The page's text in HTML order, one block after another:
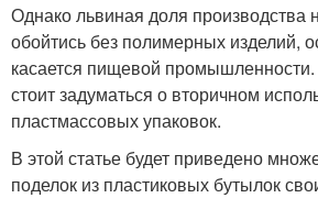
Однако львиная доля производства
обойтись без полимерных изделий,
касается пищевой
стоит задуматься о вторичном
пластмассовых упаковок.
В этой статье будет приведено
поделок из пластиковых бутылок